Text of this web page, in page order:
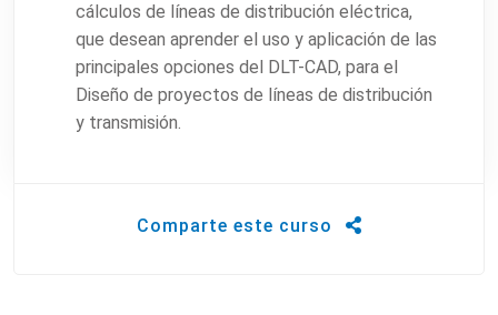
cálculos de líneas de distribución eléctrica,
que desean aprender el uso y aplicación de las
principales opciones del DLT-CAD, para el
Diseño de proyectos de líneas de distribución
y transmisión.
Comparte este curso